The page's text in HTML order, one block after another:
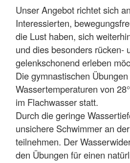
Unser Angebot richtet sich
Interessierten,
die Lust haben, sich
und dies besonders rücken-
gelenkschonend erleben
Die gymnastischen
Wassertemperaturen von
im Flachwasser statt.
Durch die geringe
unsichere Schwimmer an
teilnehmen. Der
den Übungen für einen